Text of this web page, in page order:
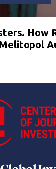
How